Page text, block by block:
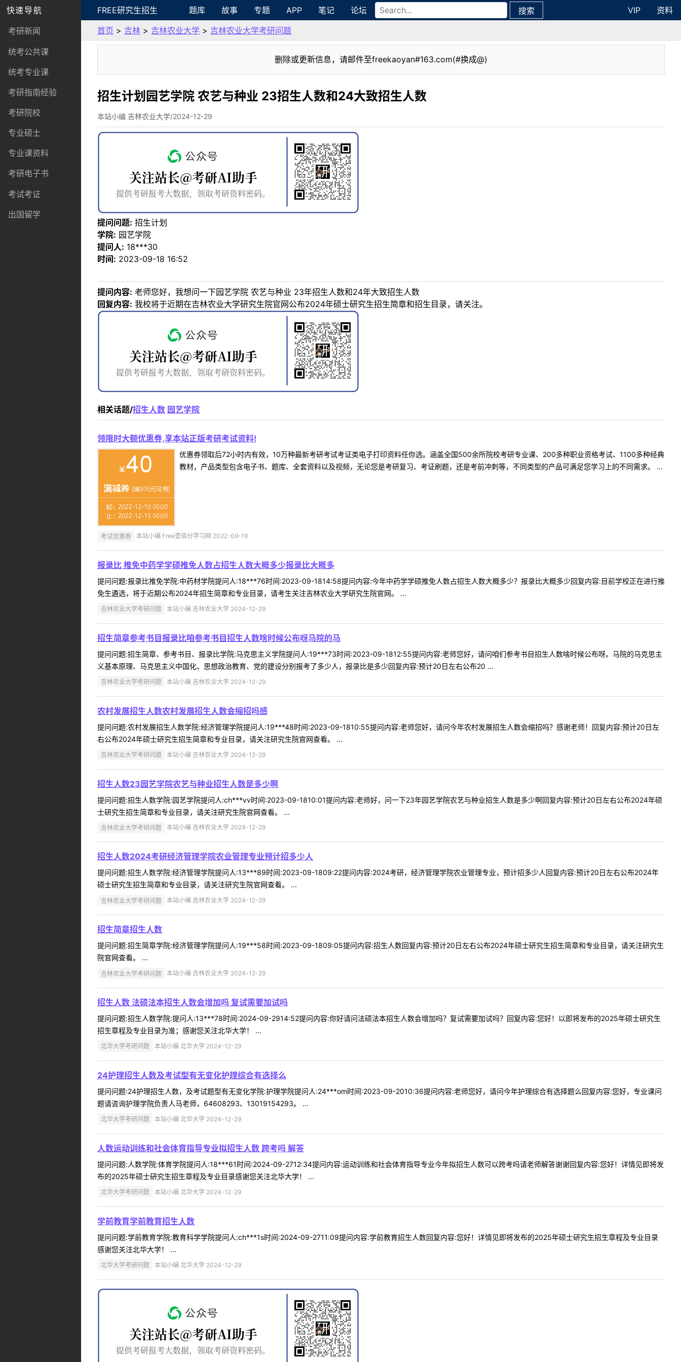
快速导航
考研新闻
统考公共课
统考专业课
考研指南经验
考研院校
专业硕士
专业课资料
考研电子书
考试考证
出国留学
FREE研究生招生 题库 故事 专题 APP 笔记 论坛 搜索 VIP
资料
首页 > 吉林 > 吉林农业大学 > 吉林农业大学考研问题
删除或更新信息，请邮件至freekaoyan#163.com(#换成@)
招生计划园艺学院 农艺与种业 23招生人数和24大致招生人数
本站小编 吉林农业大学/2024-12-29
提问问题: 招生计划
学院: 园艺学院
提问人: 18***30
时间: 2023-09-18 16:52
提问内容: 老师您好，我想问一下园艺学院 农艺与种业 23年招生人数和24年大致招生人数
回复内容: 我校将于近期在吉林农业大学研究生院官网公布2024年硕士研究生招生简章和招生目录，请关注。
相关话题/招生人数 园艺学院
领限时大额优惠券,享本站正版考研考试资料!
优惠券领取后72小时内有效，10万种最新考研考试考证类电子打印资料任你选。涵盖全国500余所院校考研专业课、200多种职业资格考试、1100多种经典
教材，产品类型包含电子书、题库、全套资料以及视频，无论您是考研复习、考证刷题，还是考前冲刺等，不同类型的产品可满足您学习上的不同需求。 ...
考试优惠券 本站小编 Free壹佰分学习网 2022-09-19
报录比 推免中药学学硕推免人数占招生人数大概多少报录比大概多
提问问题:报录比推免学院:中药材学院提问人:18***76时间:2023-09-1814:58提问内容:今年中药学学硕推免人数占招生人数大概多少？报录比大概多少回复内容:目前学校正在进行推
免生遴选，将于近期公布2024年招生简章和专业目录，请考生关注吉林农业大学研究生院官网。 ...
吉林农业大学考研问题 本站小编 吉林农业大学 2024-12-29
招生简章参考书目报录比咱参考书目招生人数啥时候公布呀马院的马
提问问题:招生简章、参考书目、报录比学院:马克思主义学院提问人:19***73时间:2023-09-1812:55提问内容:老师您好，请问咱们参考书目招生人数啥时候公布呀。马院的马克思主
义基本原理、马克思主义中国化、思想政治教育、党的建设分别报考了多少人，报录比是多少回复内容:预计20日左右公布20 ...
吉林农业大学考研问题 本站小编 吉林农业大学 2024-12-29
农村发展招生人数农村发展招生人数会缩招吗感
提问问题:农村发展招生人数学院:经济管理学院提问人:19***48时间:2023-09-1810:55提问内容:老师您好，请问今年农村发展招生人数会缩招吗？感谢老师！回复内容:预计20日左
右公布2024年硕士研究生招生简章和专业目录，请关注研究生院官网查看。 ...
吉林农业大学考研问题 本站小编 吉林农业大学 2024-12-29
招生人数23园艺学院农艺与种业招生人数是多少啊
提问问题:招生人数学院:园艺学院提问人:ch***vv时间:2023-09-1810:01提问内容:老师好，问一下23年园艺学院农艺与种业招生人数是多少啊回复内容:预计20日左右公布2024年硕
士研究生招生简章和专业目录，请关注研究生院官网查看。 ...
吉林农业大学考研问题 本站小编 吉林农业大学 2024-12-29
招生人数2024考研经济管理学院农业管理专业预计招多少人
提问问题:招生人数学院:经济管理学院提问人:13***89时间:2023-09-1809:22提问内容:2024考研，经济管理学院农业管理专业，预计招多少人回复内容:预计20日左右公布2024年
硕士研究生招生简章和专业目录，请关注研究生院官网查看。 ...
吉林农业大学考研问题 本站小编 吉林农业大学 2024-12-29
招生简章招生人数
提问问题:招生简章学院:经济管理学院提问人:19***58时间:2023-09-1809:05提问内容:招生人数回复内容:预计20日左右公布2024年硕士研究生招生简章和专业目录，请关注研究生
院官网查看。 ...
吉林农业大学考研问题 本站小编 吉林农业大学 2024-12-29
招生人数 法硕法本招生人数会增加吗 复试需要加试吗
提问问题:招生人数学院:提问人:13***78时间:2024-09-2914:52提问内容:你好请问法硕法本招生人数会增加吗？复试需要加试吗？回复内容:您好！以即将发布的2025年硕士研究生
招生章程及专业目录为准；感谢您关注北华大学！ ...
北华大学考研问题 本站小编 北华大学 2024-12-29
24护理招生人数及考试型有无变化护理综合有选择么
提问问题:24护理招生人数，及考试题型有无变化学院:护理学院提问人:24***om时间:2023-09-2010:36提问内容:老师您好，请问今年护理综合有选择题么回复内容:您好，专业课问
题请咨询护理学院负责人马老师，64608293、13019154293。 ...
北华大学考研问题 本站小编 北华大学 2024-12-29
人数运动训练和社会体育指导专业拟招生人数 跨考吗 解答
提问问题:人数学院:体育学院提问人:18***61时间:2024-09-2712:34提问内容:运动训练和社会体育指导专业今年拟招生人数可以跨考吗请老师解答谢谢回复内容:您好！详情见即将发
布的2025年硕士研究生招生章程及专业目录感谢您关注北华大学！ ...
北华大学考研问题 本站小编 北华大学 2024-12-29
学前教育学前教育招生人数
提问问题:学前教育学院:教育科学学院提问人:ch***1s时间:2024-09-2711:09提问内容:学前教育招生人数回复内容:您好！详情见即将发布的2025年硕士研究生招生章程及专业目录
感谢您关注北华大学！ ...
北华大学考研问题 本站小编 北华大学 2024-12-29